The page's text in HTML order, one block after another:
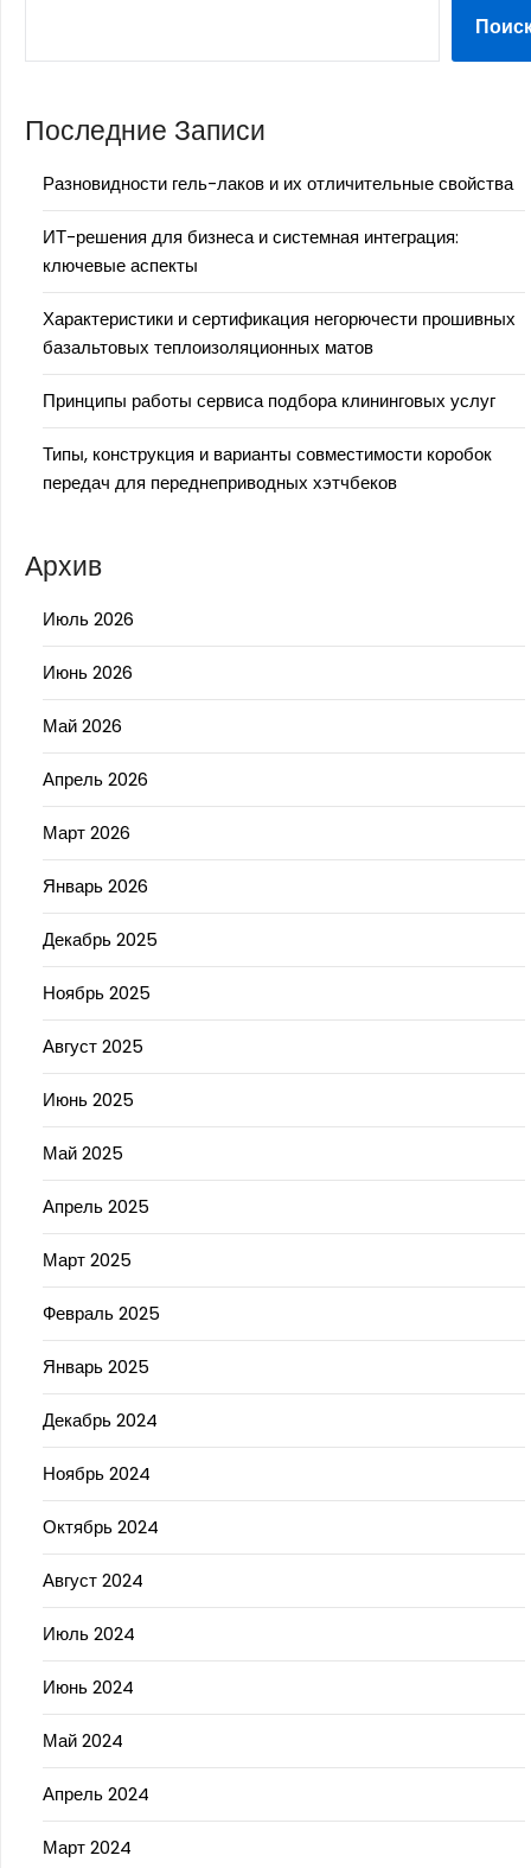
Последние Записи
Разновидности гель-лаков и их отличительные свойства
ИТ-решения для бизнеса и системная интеграция:
ключевые аспекты
Характеристики и сертификация негорючести прошивных
базальтовых теплоизоляционных матов
Принципы работы сервиса подбора клининговых услуг
Типы, конструкция и варианты совместимости коробок
передач для переднеприводных хэтчбеков
Архив
Июль 2026
Июнь 2026
Май 2026
Апрель 2026
Март 2026
Январь 2026
Декабрь 2025
Ноябрь 2025
Август 2025
Июнь 2025
Май 2025
Апрель 2025
Март 2025
Февраль 2025
Январь 2025
Декабрь 2024
Ноябрь 2024
Октябрь 2024
Август 2024
Июль 2024
Июнь 2024
Май 2024
Апрель 2024
Март 2024